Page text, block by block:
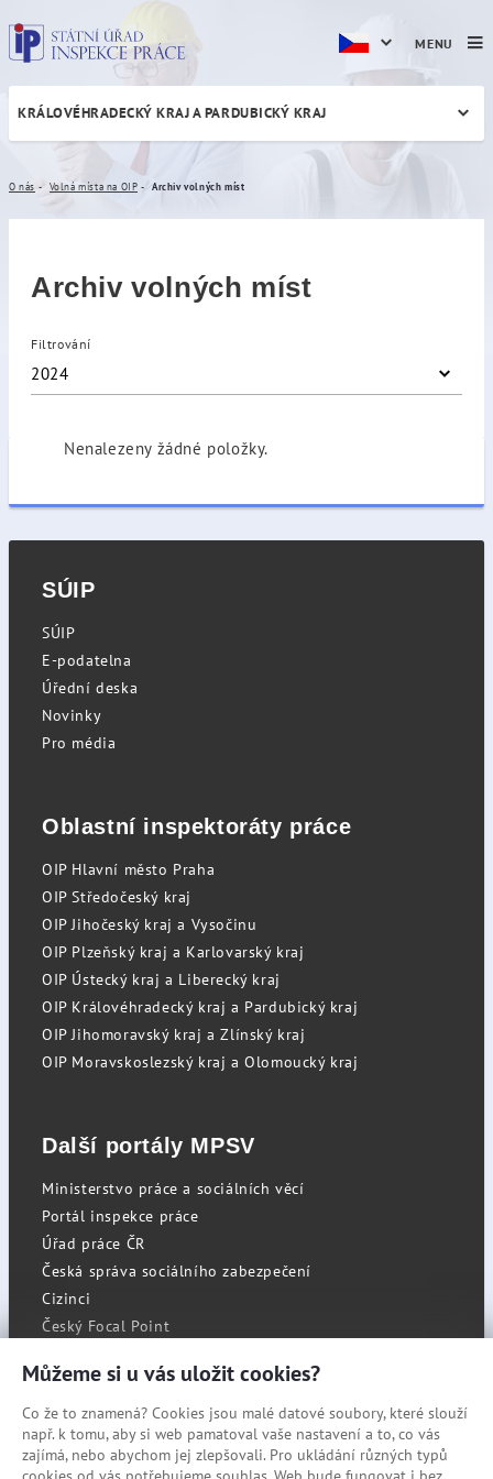
Archiv volných míst
KRÁLOVÉHRADECKÝ KRAJ A PARDUBICKÝ KRAJ
O nás Volná místa na OIP Archiv volných míst
Archiv volných míst
Filtrování
2024
Nenalezeny žádné položky.
MENU
SÚIP
SÚIP
E-podatelna
Úřední deska
Novinky
Pro média
Oblastní inspektoráty práce
OIP Hlavní město Praha
OIP Středočeský kraj
OIP Jihočeský kraj a Vysočinu
OIP Plzeňský kraj a Karlovarský kraj
OIP Ústecký kraj a Liberecký kraj
OIP Královéhradecký kraj a Pardubický kraj
OIP Jihomoravský kraj a Zlínský kraj
OIP Moravskoslezský kraj a Olomoucký kraj
Další portály MPSV
Ministerstvo práce a sociálních věcí
Portál inspekce práce
Úřad práce ČR
Česká správa sociálního zabezpečení
Cizinci
Český Focal Point
RSS
Cookies
Můžeme si u vás uložit cookies?
Co že to znamená? Cookies jsou malé datové soubory, které slouží
např. k tomu, aby si web pamatoval vaše nastavení a to, co vás
zajímá, nebo abychom jej zlepšovali. Pro ukládání různých typů